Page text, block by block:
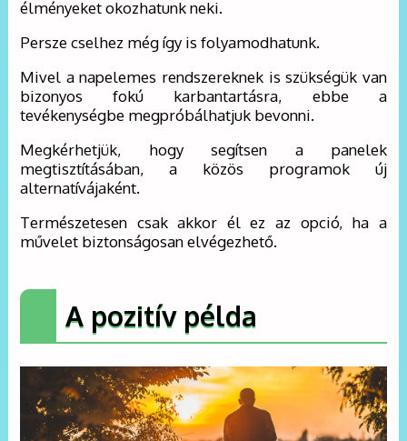
élményeket okozhatunk neki.
Persze cselhez még így is folyamodhatunk.
Mivel a napelemes rendszereknek is szükségük van
bizonyos fokú karbantartásra, ebbe a
tevékenységbe megpróbálhatjuk bevonni.
Megkérhetjük, hogy segítsen a panelek
megtisztításában, a közös programok új
alternatívájaként.
Természetesen csak akkor él ez az opció, ha a
művelet biztonságosan elvégezhető.
A pozitív példa